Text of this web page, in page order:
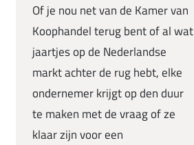
Of je nou net van de Kamer van
Koophandel terug bent of al wat
jaartjes op de Nederlandse
markt achter de rug hebt, elke
ondernemer krijgt op den duur
te maken met de vraag of ze
klaar zijn voor een